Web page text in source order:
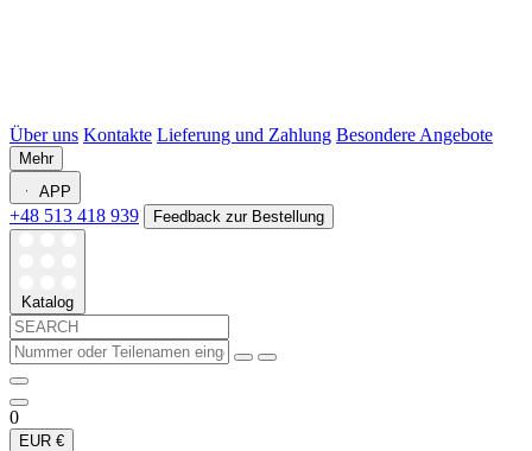
Über uns Kontakte Lieferung und Zahlung Besondere Angebote
Mehr
APP
+48 513 418 939 Feedback zur Bestellung
Katalog
0
EUR €